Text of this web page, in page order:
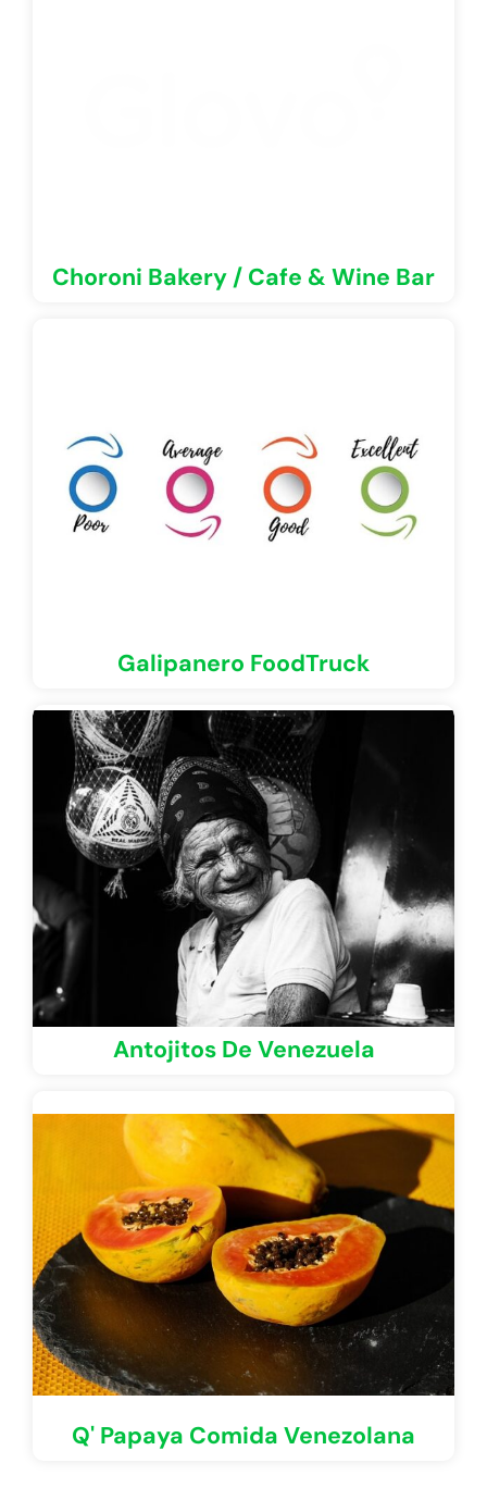
Choroni Bakery / Cafe & Wine Bar
Galipanero FoodTruck
Antojitos De Venezuela
Q' Papaya Comida Venezolana